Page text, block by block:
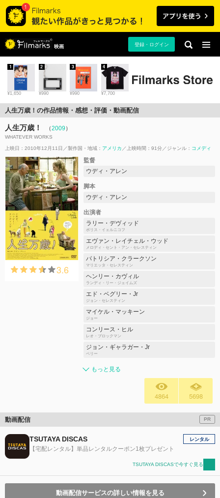
映画 登録・ログイン
¥1,650
1
¥990
2
¥990
3
¥7,700
4
人生万歳！の作品情報・感想・評価・動画配信
人生万歳！ （2009）
WHATEVER WORKS
上映日：2010年12月11日 製作国・地域： アメリカ 上映時間：91分 ジャンル： コメディ
3.6
監督
ウディ・アレン
脚本
ウディ・アレン
出演者
ラリー・デヴィッド
ボリス・イェルニコフ
エヴァン・レイチェル・ウッド
メロディ・セント・アン・セレスティン
パトリシア・クラークソン
マリエッタ・セレスティン
ヘンリー・カヴィル
ランディ・リー・ジェイムズ
エド・ベグリー・Jr
ジョン・セレスティン
マイケル・マッキーン
ジョー
コンリース・ヒル
レオ・ブロックマン
ジョン・ギャラガー・Jr
ペリー
もっと見る
4864 5698
動画配信 PR
TSUTAYA DISCAS
【宅配レンタル】単品レンタルクーポン1枚プレゼント
レンタル
TSUTAYA DISCASで今すぐ見る
動画配信サービスの詳しい情報を見る